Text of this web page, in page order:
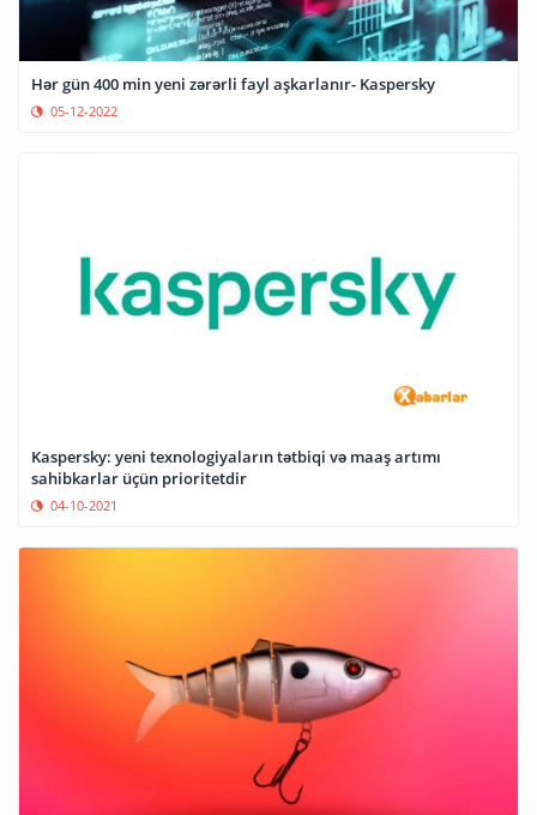
Hər gün 400 min yeni zərərli fayl aşkarlanır- Kaspersky
05-12-2022
Kaspersky: yeni texnologiyaların tətbiqi və maaş artımı
sahibkarlar üçün prioritetdir
04-10-2021